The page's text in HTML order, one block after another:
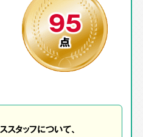
95
点
スタッフについて、